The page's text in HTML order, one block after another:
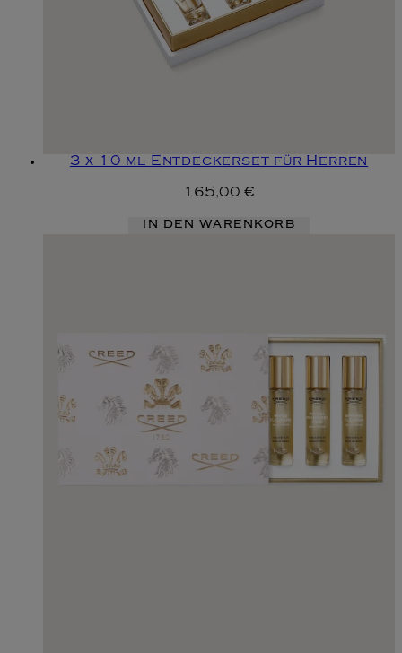
3 x 10 ml Entdeckerset für Herren
165,00 €
IN DEN WARENKORB